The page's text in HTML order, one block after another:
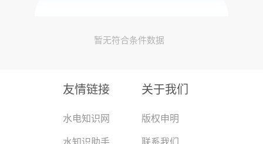
暂无符合条件数据
友情链接
水电知识网
水知识助手
关于我们
版权申明
联系我们